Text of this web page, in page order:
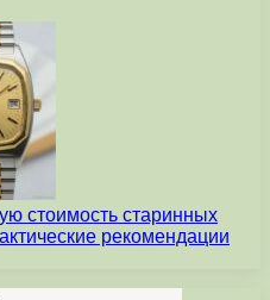
стоимость старинных
рекомендации